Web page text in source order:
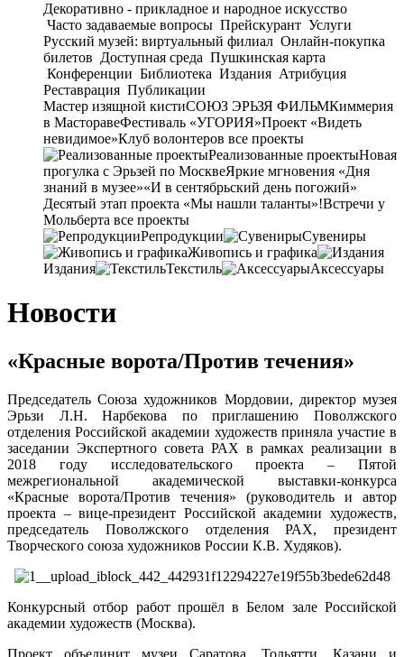
Декоративно - прикладное и народное искусство
Часто задаваемые вопросы Прейскурант Услуги
Русский музей: виртуальный филиал Онлайн-покупка
билетов Доступная среда Пушкинская карта
Конференции Библиотека Издания Атрибуция
Реставрация Публикации
Мастер изящной кистиСОЮЗ ЭРЬЗЯ ФИЛЬМКиммерия
в МасторавеФестиваль «УГОРИЯ»Проект «Видеть
невидимое»Клуб волонтеров все проекты
Реализованные проектыНовая
прогулка с Эрьзей по МосквеЯркие мгновения «Дня
знаний в музее»«И в сентябрьский день погожий»
Десятый этап проекта «Мы нашли таланты»!Встречи у
Мольберта все проекты
Репродукции
Сувениры
Живопись и графика
Издания
Текстиль Аксессуары
Новости
«Красные ворота/Против течения»
Председатель Союза художников Мордовии, директор музея
Эрьзи Л.Н. Нарбекова по приглашению Поволжского
отделения Российской академии художеств приняла участие в
заседании Экспертного совета РАХ в рамках реализации в
2018 году исследовательского проекта – Пятой
межрегиональной академической выставки-конкурса
«Красные ворота/Против течения» (руководитель и автор
проекта – вице-президент Российской академии художеств,
председатель Поволжского отделения РАХ, президент
Творческого союза художников России К.В. Худяков).
Конкурсный отбор работ прошёл в Белом зале Российской
академии художеств (Москва).
Проект объединит музеи Саратова, Тольятти, Казани и